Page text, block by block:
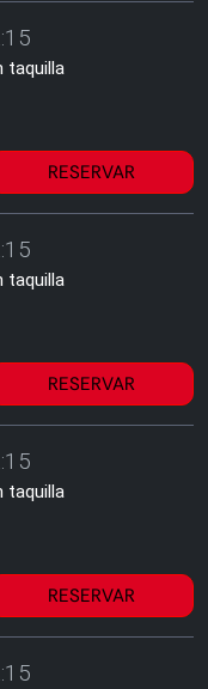
taquilla
RESERVAR
taquilla
RESERVAR
taquilla
RESERVAR